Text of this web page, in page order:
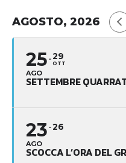
AGOSTO, 2026
25
AGO
29
OTT
SETTEMBRE
23
AGO
26
SCOCCA L’ORA DEL